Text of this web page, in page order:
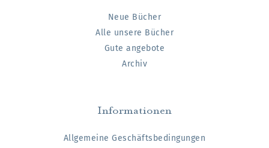
Neue Bücher
Alle unsere Bücher
Gute angebote
Archiv
Informationen
Allgemeine Geschäftsbedingungen